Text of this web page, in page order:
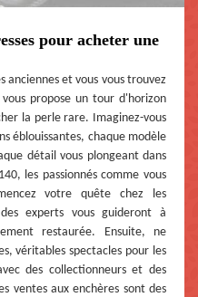
pour acheter une
anciennes et vous vous trouvez
propose un tour d'horizon
la perle rare. Imaginez-vous
éblouissantes, chaque modèle
détail vous plongeant dans
les passionnés comme vous
votre quête chez les
des experts vous guideront à
restaurée. Ensuite, ne
véritables spectacles pour les
des collectionneurs et des
ventes aux enchères sont des